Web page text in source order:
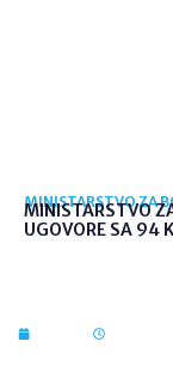
MINISTARSTVO ZA
MINISTARSTVO
UGOVORE SA 94